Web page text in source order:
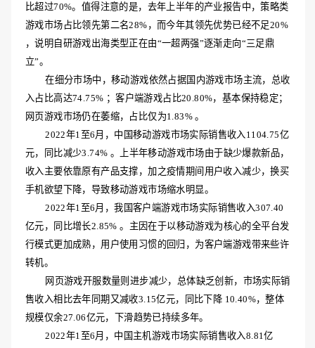
比超过70%。值得注意的是，去年上半年的产业报告中，策略类
游戏市场占比领先第二名28%，而今年其领先优势已经不足20%
，说明自研游戏出海类型正在由“一超两强”逐渐走向“三足鼎
立”。
在细分市场中，移动游戏依然占据国内游戏市场主流，总收
入占比高达74.75% ；客户端游戏占比20.80%，基本保持稳定；
网页游戏市场仍在萎缩，占比仅为1.83% 。
2022年1至6月，中国移动游戏市场实际销售收入1104.75亿
元，同比减少3.74% 。上半年移动游戏市场由于缺少爆款新品，
收入主要依靠原有产品支撑，加之疫情期间用户收入减少，换买
手机欲望下降，导致移动游戏市场缩水明显。
2022年1至6月，我国客户端游戏市场实际销售收入307.40
亿元，同比增长2.85% 。主因在于以移动游戏为核心的全平台发
行模式更加成熟，用户使用习惯的回归，为客户端游戏带来些许
转机。
网页游戏开服数量则进步减少，总体缺乏创新，市场实际销
售收入相比去年同期又减收3.15亿元，同比下降 10.40%，整体
规模仅余27.06亿元，下滑趋势已持续多年。
2022年1至6月，中国主机游戏市场实际销售收入8.81亿